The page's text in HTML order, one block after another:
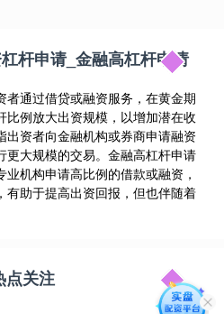
杆申请_金融高杠杆申请
者通过借贷或融资服务，在黄金期
例放大出资规模，以增加潜在收
资者向金融机构或券商申请融资
更大规模的交易。金融高杠杆申请
机构申请高比例的借款或融资，
有助于提高出资回报，但也伴随着
点关注